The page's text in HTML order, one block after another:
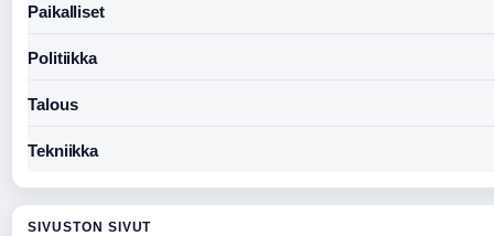
Paikalliset
Politiikka
Talous
Tekniikka
SIVUSTON SIVUT